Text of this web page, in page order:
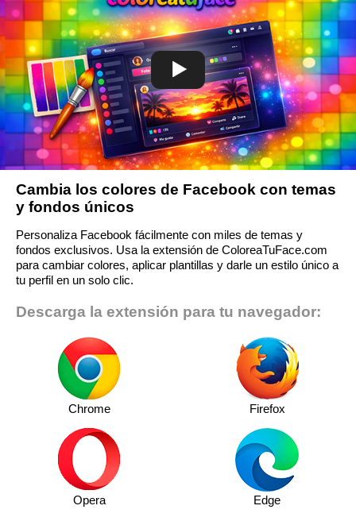
Cambia los colores de Facebook con temas
y fondos únicos
Personaliza Facebook fácilmente con miles de temas y
fondos exclusivos. Usa la extensión de ColoreaTuFace.com
para cambiar colores, aplicar plantillas y darle un estilo único a
tu perfil en un solo clic.
Descarga la extensión para tu navegador:
Chrome Firefox
Opera Edge